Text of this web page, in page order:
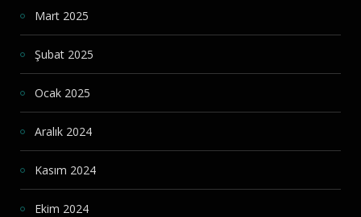
Mart 2025
Şubat 2025
Ocak 2025
Aralık 2024
Kasım 2024
Ekim 2024